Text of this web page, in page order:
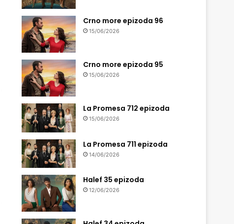
Crno more epizoda 96
15/06/2026
Crno more epizoda 95
15/06/2026
La Promesa 712 epizoda
15/06/2026
La Promesa 711 epizoda
14/06/2026
Halef 35 epizoda
12/06/2026